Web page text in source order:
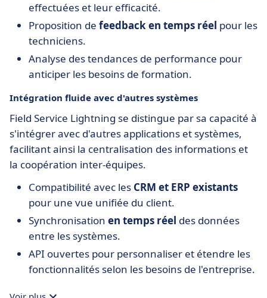
effectuées et leur efficacité.
Proposition de feedback en temps réel pour les
techniciens.
Analyse des tendances de performance pour
anticiper les besoins de formation.
Intégration fluide avec d'autres systèmes
Field Service Lightning se distingue par sa capacité à
s'intégrer avec d'autres applications et systèmes,
facilitant ainsi la centralisation des informations et
la coopération inter-équipes.
Compatibilité avec les CRM et ERP existants
pour une vue unifiée du client.
Synchronisation en temps réel des données
entre les systèmes.
API ouvertes pour personnaliser et étendre les
fonctionnalités selon les besoins de l'entreprise.